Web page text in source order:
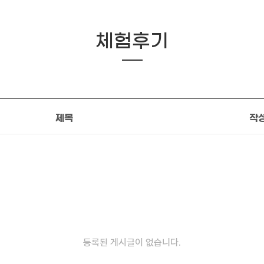
체험후기
제목 작
등록된 게시글이 없습니다.